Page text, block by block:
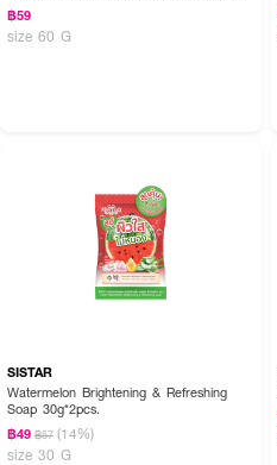
฿59
size 60 G
SISTAR
Watermelon Brightening & Refreshing
Soap 30g*2pcs.
฿49 ฿57 (14%)
size 30 G